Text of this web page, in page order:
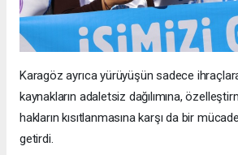
Karagöz ayrıca yürüyüşün sadece
kaynakların adaletsiz dağılımına,
hakların kısıtlanmasına karşı da bir
getirdi.